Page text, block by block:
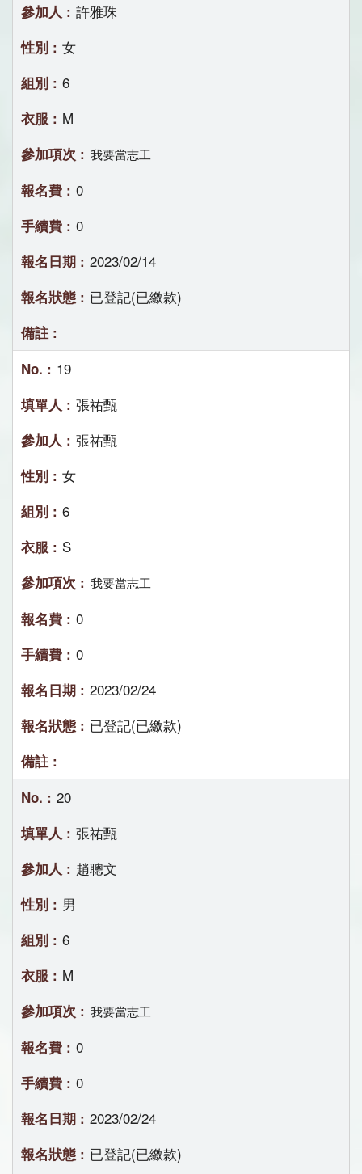
許雅珠
女
6
M
我要當志工
0
0
2023/02/14
已登記(已繳款)
19
張祐甄
張祐甄
女
6
S
我要當志工
0
0
2023/02/24
已登記(已繳款)
20
張祐甄
趙聰文
男
6
M
我要當志工
0
0
2023/02/24
已登記(已繳款)